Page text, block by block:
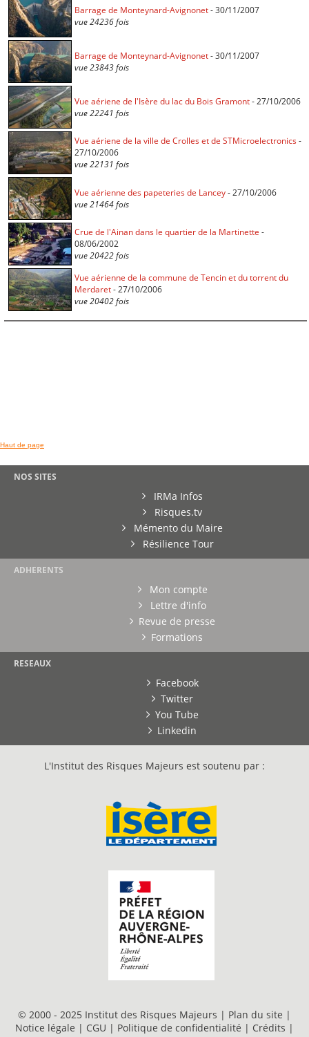
Barrage de Monteynard-Avignonet- 30/11/2007
vue 24236 fois
Barrage de Monteynard-Avignonet- 30/11/2007
vue 23843 fois
Vue aériene de l'Isère du lac du Bois Gramont- 27/10/2006
vue 22241 fois
Vue aériene de la ville de Crolles et de STMicroelectronics-
27/10/2006
vue 22131 fois
Vue aérienne des papeteries de Lancey- 27/10/2006
vue 21464 fois
Crue de l'Ainan dans le quartier de la Martinette -
08/06/2002
vue 20422 fois
Vue aérienne de la commune de Tencin et du torrent du
Merdaret- 27/10/2006
vue 20402 fois
Haut de page
NOS SITES
IRMa Infos
Risques.tv
Mémento du Maire
Résilience Tour
ADHERENTS
Mon compte
Lettre d'info
Revue de presse
Formations
RESEAUX
Facebook
Twitter
You Tube
Linkedin
L'Institut des Risques Majeurs est soutenu par :
© 2000 - 2025 Institut des Risques Majeurs | Plan du site |
Notice légale | CGU | Politique de confidentialité | Crédits |